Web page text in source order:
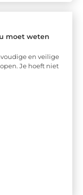
moet weten
en veilige
Je hoeft niet